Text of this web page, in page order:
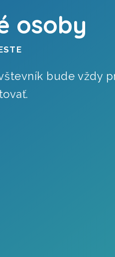
osoby
bude vždy